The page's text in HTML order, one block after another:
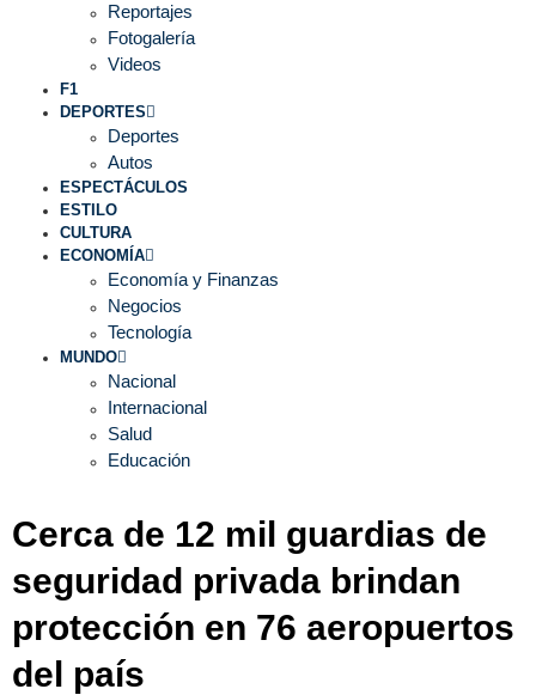
Reportajes
Fotogalería
Videos
F1
DEPORTES
Deportes
Autos
ESPECTÁCULOS
ESTILO
CULTURA
ECONOMÍA
Economía y Finanzas
Negocios
Tecnología
MUNDO
Nacional
Internacional
Salud
Educación
Cerca de 12 mil guardias de
seguridad privada brindan
protección en 76 aeropuertos
del país